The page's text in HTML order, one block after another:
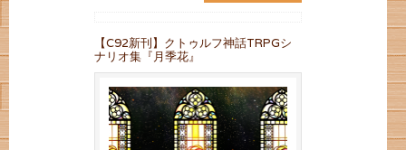
【C92新刊】クトゥルフ神話TRPGシ
ナリオ集『月季花』